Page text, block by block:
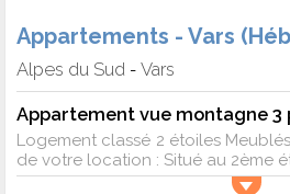
Appartements - Vars
Alpes du Sud - Vars
Logement classé 2 étoiles
de votre location : Situé au 2ème